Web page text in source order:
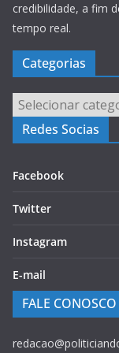
credibilidade, a fim
tempo real.
Categorias
Categorias
Redes Socias
Facebook
Twitter
Instagram
E-mail
FALE CONOSCO